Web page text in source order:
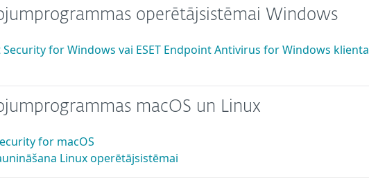
operētājsistēmai Windows
Security for Windows vai ESET Endpoint Antivirus for Windows klienta
macOS un Linux
for macOS
Linux operētājsistēmai